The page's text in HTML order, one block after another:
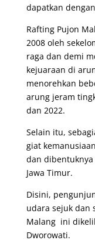
dapatkan
Rafting Pujon
2008 oleh
raga dan demi
kejuaraan di
menorehkan
arung jeram
dan 2022.
Selain itu,
giat
dan dibentuknya
Jawa Timur.
Disini,
udara sejuk dan
Malang ini
Dworowati.